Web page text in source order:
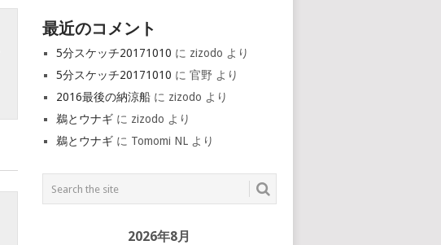
最近のコメント
5分スケッチ20171010 に zizodo より
5分スケッチ20171010 に官野 より
2016最後の納涼船 に zizodo より
鵜とウナギ に zizodo より
鵜とウナギ に Tomomi NL より
2026年8月